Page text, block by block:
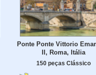
Ponte Ponte Vittorio
II, Roma, Itália
150 peças Clássico